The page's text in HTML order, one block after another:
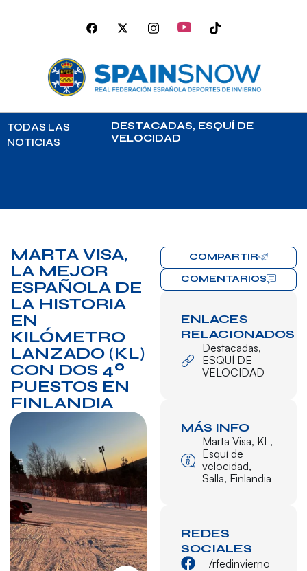
TODAS LAS
NOTICIAS
DESTACADAS, ESQUÍ DE
VELOCIDAD
MARTA VISA,
LA MEJOR
ESPAÑOLA DE
LA HISTORIA
EN
KILÓMETRO
LANZADO (KL)
CON DOS 4º
PUESTOS EN
FINLANDIA
COMPARTIR
COMENTARIOS
ENLACES
RELACIONADOS
Destacadas,
ESQUÍ DE
VELOCIDAD
MÁS INFO
Marta Visa, KL,
Esquí de
velocidad,
Salla, Finlandia
REDES
SOCIALES
/rfedinvierno